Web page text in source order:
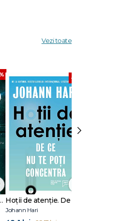
Vezi toate
grăbiți
-30%
Johann Hari
›